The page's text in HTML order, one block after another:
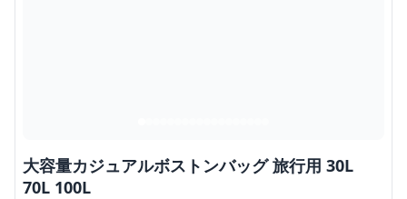
大容量カジュアルボストンバッグ 旅行用 30L
70L 100L